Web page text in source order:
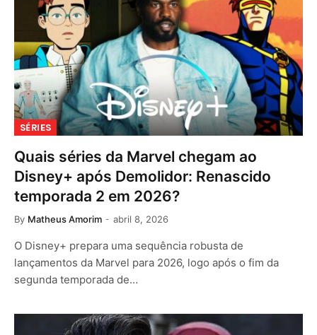
SÉRIES
Quais séries da Marvel chegam ao
Disney+ após Demolidor: Renascido
temporada 2 em 2026?
By Matheus Amorim abril 8, 2026
O Disney+ prepara uma sequência robusta de
lançamentos da Marvel para 2026, logo após o fim da
segunda temporada de…